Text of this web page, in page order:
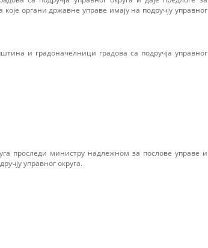
органи државне управе имају на подручју управног
и градоначелници градова са подручја управног
проследи министру надлежном за послове управе и
управног округа.